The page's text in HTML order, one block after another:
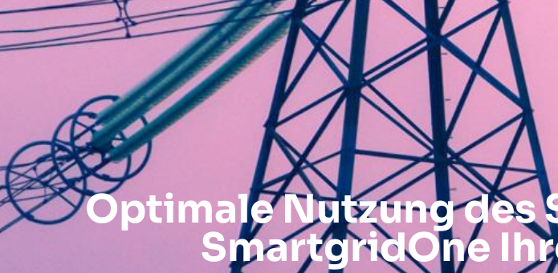
Optimale Nutzung des
SmartgridOne